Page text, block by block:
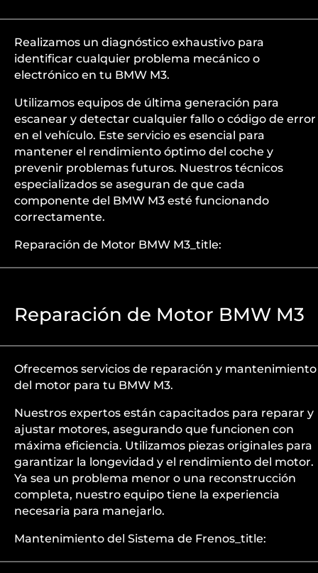
Realizamos un diagnóstico exhaustivo para
identificar cualquier problema mecánico o
electrónico en tu BMW M3.
Utilizamos equipos de última generación para
escanear y detectar cualquier fallo o código de error
en el vehículo. Este servicio es esencial para
mantener el rendimiento óptimo del coche y
prevenir problemas futuros. Nuestros técnicos
especializados se aseguran de que cada
componente del BMW M3 esté funcionando
correctamente.
Reparación de Motor BMW M3_title:
Reparación de Motor BMW M3
Ofrecemos servicios de reparación y mantenimiento
del motor para tu BMW M3.
Nuestros expertos están capacitados para reparar y
ajustar motores, asegurando que funcionen con
máxima eficiencia. Utilizamos piezas originales para
garantizar la longevidad y el rendimiento del motor.
Ya sea un problema menor o una reconstrucción
completa, nuestro equipo tiene la experiencia
necesaria para manejarlo.
Mantenimiento del Sistema de Frenos_title: